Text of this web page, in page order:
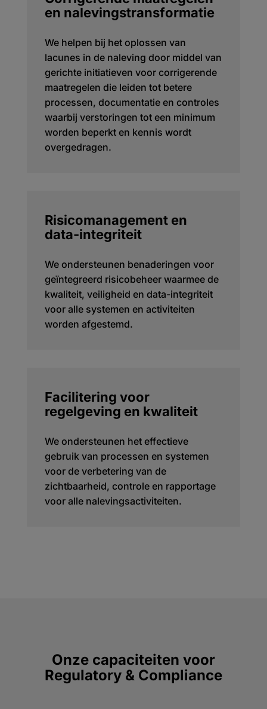
en nalevingstransformatie
We helpen bij het oplossen van
lacunes in de naleving door middel van
gerichte initiatieven voor corrigerende
maatregelen die leiden tot betere
processen, documentatie en controles
waarbij verstoringen tot een minimum
worden beperkt en kennis wordt
overgedragen.
Risicomanagement en
data-integriteit
We ondersteunen benaderingen voor
geïntegreerd risicobeheer waarmee de
kwaliteit, veiligheid en data-integriteit
voor alle systemen en activiteiten
worden afgestemd.
Facilitering voor
regelgeving en kwaliteit
We ondersteunen het effectieve
gebruik van processen en systemen
voor de verbetering van de
zichtbaarheid, controle en rapportage
voor alle nalevingsactiviteiten.
Onze capaciteiten voor
Regulatory & Compliance